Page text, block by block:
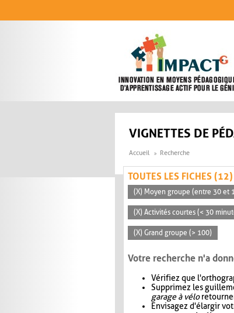
VIGNETTES DE
Accueil Recherche
TOUTES LES FICHES (12)
(X) Moyen groupe (entre 30 et
(X) Activités courtes (< 30
(X) Grand groupe (> 100)
Votre recherche n'a
Vérifiez que
Supprimez les
garage à vélo
Envisagez d'élargir